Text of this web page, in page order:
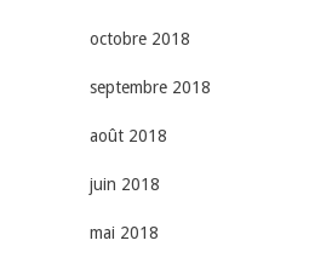
octobre 2018
septembre 2018
août 2018
juin 2018
mai 2018